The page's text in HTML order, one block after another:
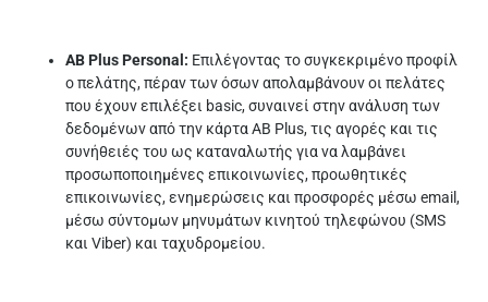
AB Plus Personal: Επιλέγοντας το συγκεκριμένο προφίλ
ο πελάτης, πέραν των όσων απολαμβάνουν οι πελάτες
που έχουν επιλέξει basic, συναινεί στην ανάλυση των
δεδομένων από την κάρτα AB Plus, τις αγορές και τις
συνήθειές του ως καταναλωτής για να λαμβάνει
προσωποποιημένες επικοινωνίες, προωθητικές
επικοινωνίες, ενημερώσεις και προσφορές μέσω email,
μέσω σύντομων μηνυμάτων κινητού τηλεφώνου (SMS
και Viber) και ταχυδρομείου.